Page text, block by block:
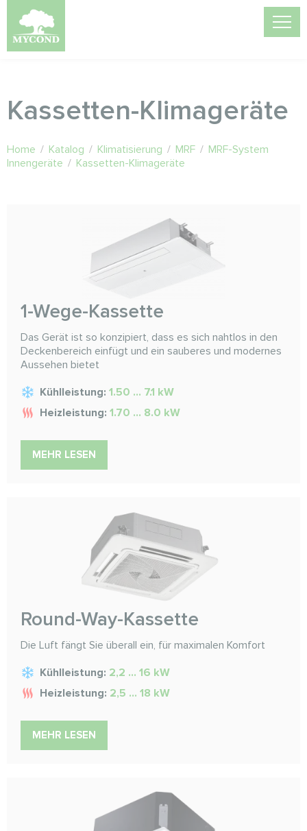
Kassetten-Klimageräte
Home / Katalog / Klimatisierung / MRF / MRF-System
Innengeräte / Kassetten-Klimageräte
1-Wege-Kassette
Das Gerät ist so konzipiert, dass es sich nahtlos in den
Deckenbereich einfügt und ein sauberes und modernes
Aussehen bietet
Kühlleistung: 1.50 ... 7.1 kW
Heizleistung: 1.70 ... 8.0 kW
MEHR LESEN
Round-Way-Kassette
Die Luft fängt Sie überall ein, für maximalen Komfort
Kühlleistung: 2,2 ... 16 kW
Heizleistung: 2,5 ... 18 kW
MEHR LESEN